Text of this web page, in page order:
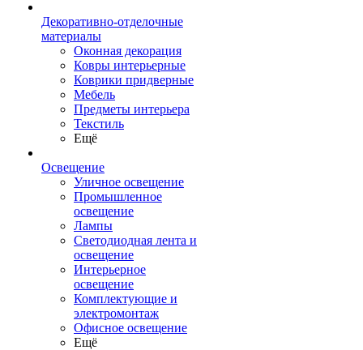
Декоративно-отделочные
материалы
Оконная декорация
Ковры интерьерные
Коврики придверные
Мебель
Предметы интерьера
Текстиль
Ещё
Освещение
Уличное освещение
Промышленное
освещение
Лампы
Светодиодная лента и
освещение
Интерьерное
освещение
Комплектующие и
электромонтаж
Офисное освещение
Ещё